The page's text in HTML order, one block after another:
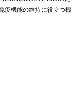
疫機能の維持に役立つ機